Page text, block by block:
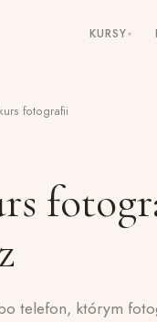
KURSY▾
fotografii
telefon, którym